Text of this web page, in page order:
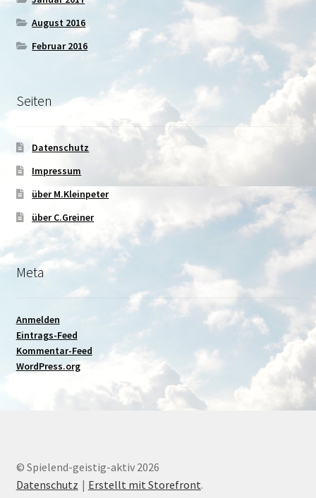
August 2016
Februar 2016
Seiten
Datenschutz
Impressum
über M.Kleinpeter
über C.Greiner
Meta
Anmelden
Eintrags-Feed
Kommentar-Feed
WordPress.org
© Spielend-geistig-aktiv 2026
Datenschutz
Erstellt mit Storefront.